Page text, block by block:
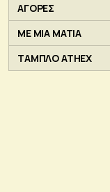
ΑΓΟΡΕΣ
ΜΕ ΜΙΑ ΜΑΤΙΑ
ΤΑΜΠΛΟ ATHEX